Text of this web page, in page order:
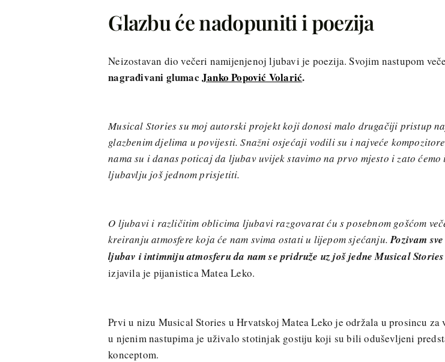
Glazbu će nadopuniti i poezija
Neizostavan dio večeri namijenjenoj ljubavi je poezija. Svojim nastupom
nagrađivani glumac Janko Popović Volarić.
Musical Stories su moj autorski projekt koji donosi malo drugačiji pristup
glazbenim djelima u povijesti. Snažni osjećaji vodili su i najveće
nama su i danas poticaj da ljubav uvijek stavimo na prvo mjesto i zato ćemo
ljubavlju još jednom prisjetiti.
O ljubavi i različitim oblicima ljubavi razgovarat ću s posebnom gošćom
kreiranju atmosfere koja će nam svima ostati u lijepom sjećanju.Pozivam
ljubav i intimniju atmosferu da nam se pridruže uz još jedne Musical
izjavila je pijanistica Matea Leko.
Prvi u nizu Musical Stories u Hrvatskoj Matea Leko je održala u prosincu za
u njenim nastupima je uživalo stotinjak gostiju koji su bili oduševljeni
konceptom.